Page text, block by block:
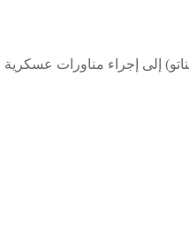
إلى إجراء مناورات